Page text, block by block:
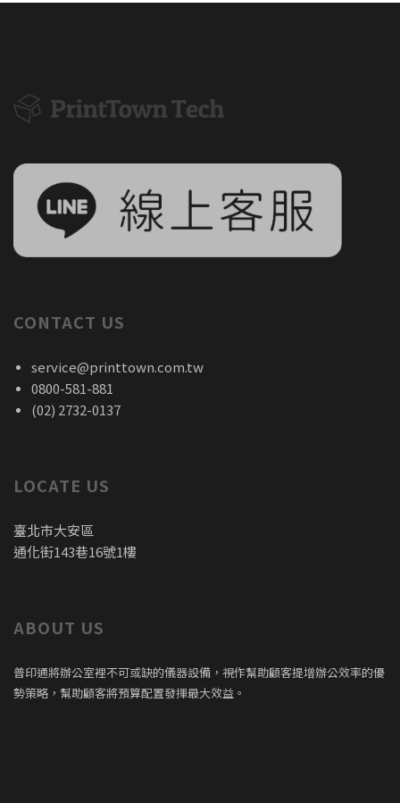
CONTACT US
service@printtown.com.tw
0800-581-881
(02) 2732-0137
LOCATE US
臺北市大安區
通化街143巷16號1樓
ABOUT US
普印通將辦公室裡不可或缺的儀器設備，視作幫助顧客提增辦公效率的優
勢策略，幫助顧客將預算配置發揮最大效益。